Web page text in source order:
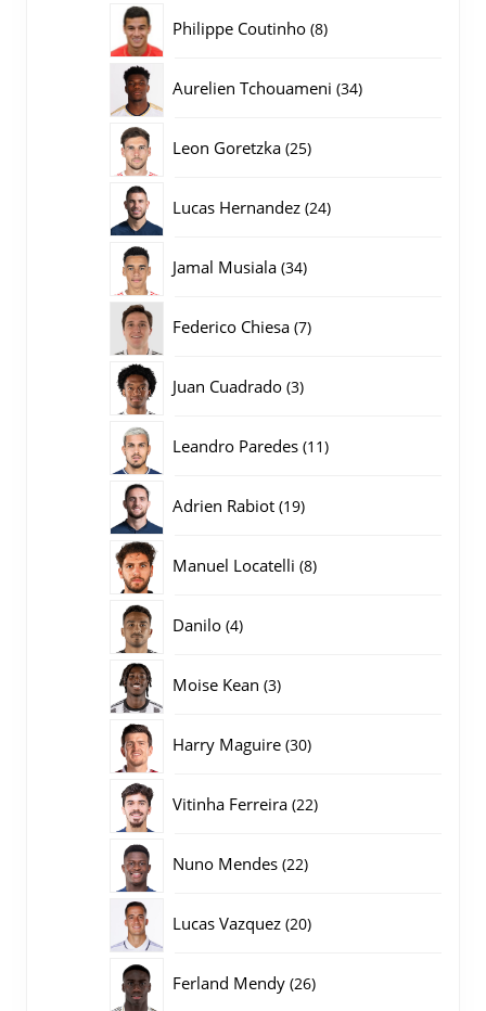
Philippe Coutinho 88
Aurelien Tchouameni 3434
Leon Goretzka 2525
Lucas Hernandez 2424
Jamal Musiala 3434
Federico Chiesa 77
Juan Cuadrado 33
Leandro Paredes 1111
Adrien Rabiot 1919
Manuel Locatelli 88
Danilo 44
Moise Kean 33
Harry Maguire 3030
Vitinha Ferreira 2222
Nuno Mendes 2222
Lucas Vazquez 2020
Ferland Mendy 2626